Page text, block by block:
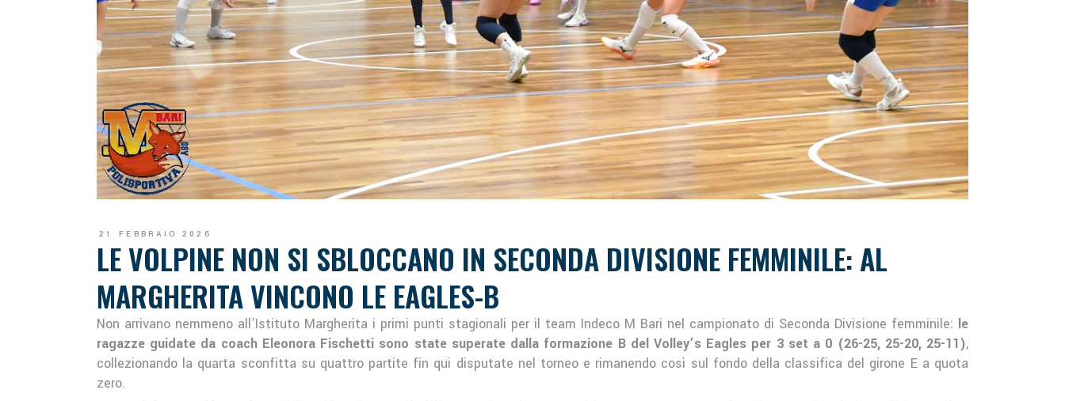
21 FEBBRAIO 2026
LE VOLPINE NON SI SBLOCCANO IN SECONDA DIVISIONE FEMMINILE: AL
MARGHERITA VINCONO LE EAGLES-B
Non arrivano nemmeno all’Istituto Margherita i primi punti stagionali per il team Indeco M Bari nel campionato di Seconda Divisione femminile: le
ragazze guidate da coach Eleonora Fischetti sono state superate dalla formazione B del Volley’s Eagles per 3 set a 0 (26-25, 25-20, 25-11),
collezionando la quarta sconfitta su quattro partite fin qui disputate nel torneo e rimanendo così sul fondo della classifica del girone E a quota
zero.